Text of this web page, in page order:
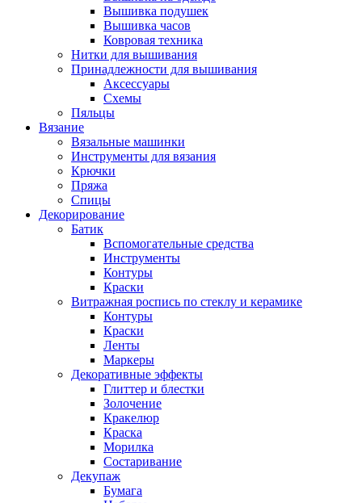
Вышивка подушек
Вышивка часов
Ковровая техника
Нитки для вышивания
Принадлежности для вышивания
Аксессуары
Схемы
Пяльцы
Вязание
Вязальные машинки
Инструменты для вязания
Крючки
Пряжа
Спицы
Декорирование
Батик
Вспомогательные средства
Инструменты
Контуры
Краски
Витражная роспись по стеклу и керамике
Контуры
Краски
Ленты
Маркеры
Декоративные эффекты
Глиттер и блестки
Золочение
Кракелюр
Краска
Морилка
Состаривание
Декупаж
Бумага